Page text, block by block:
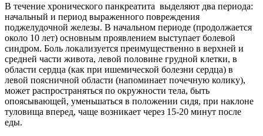
В течение хронического панкреатита выделяют два периода:
начальный и период выраженного повреждения
поджелудочной железы. В начальном периоде (продолжается
около 10 лет) основным проявлением выступает болевой
синдром. Боль локализуется преимущественно в верхней и
средней части живота, левой половине грудной клетки, в
области сердца (как при ишемической болезни сердца) в
левой поясничной области (напоминает почечную колику),
может распространяться по окружности тела, быть
опоясывающей, уменьшаться в положении сидя, при наклоне
туловища вперед, чаще возникает через 15-20 минут после
еды.